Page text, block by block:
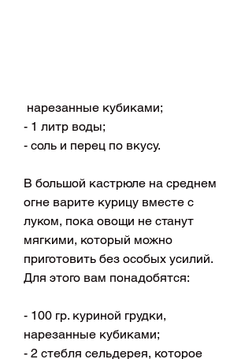
нарезанные кубиками;
- 1 литр воды;
- соль и перец по вкусу.
В большой кастрюле на среднем
огне варите курицу вместе с
луком, пока овощи не станут
мягкими, который можно
приготовить без особых усилий.
Для этого вам понадобятся:
- 100 гр. куриной грудки,
нарезанные кубиками;
- 2 стебля сельдерея, которое